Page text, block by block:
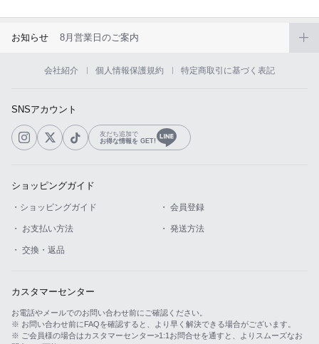
お知らせ 8月営業日のご案内
会社紹介 個人情報保護規約 特定商取引に基づく表記
SNSアカウント
友だち追加で
お得な情報を GET!
ショッピングガイド
・ショッピングガイド ・ 会員登録
・ お支払い方法 ・ 発送方法
・ 交換・返品
カスタマーセンター
お電話やメールでのお問い合わせ前にご確認ください。
※ お問い合わせ前にFAQを確認すると、より早く解決できる場合がございます。
※ ご会員様の場合はカスタマーセンター>1:1お問合せを通すと、よりスムーズなお